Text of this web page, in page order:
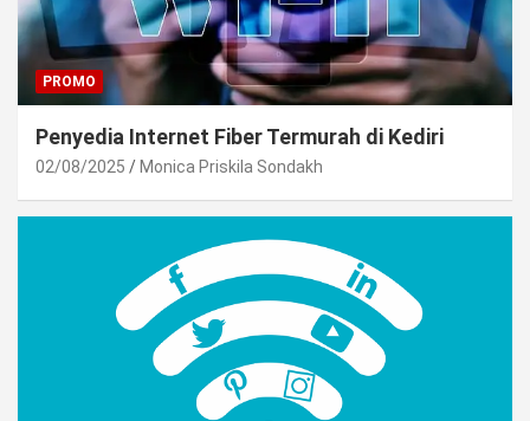
PROMO
Penyedia Internet Fiber Termurah di Kediri
02/08/2025 Monica Priskila Sondakh